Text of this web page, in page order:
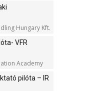
Hungary Kft.
VFR
Academy
pilóta – IR